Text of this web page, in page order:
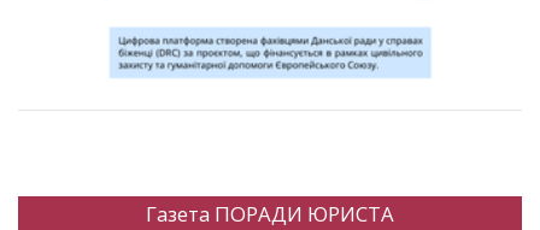
Газета ПОРАДИ ЮРИСТА